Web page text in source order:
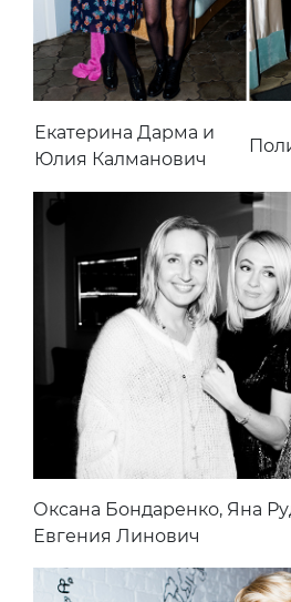
Екатерина Дарма и
Юлия Калманович
Оксана Бондаренко, Яна
Евгения Линович